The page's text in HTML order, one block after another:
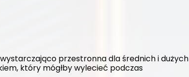
przestronna dla średnich i dużych
który mógłby wylecieć podczas